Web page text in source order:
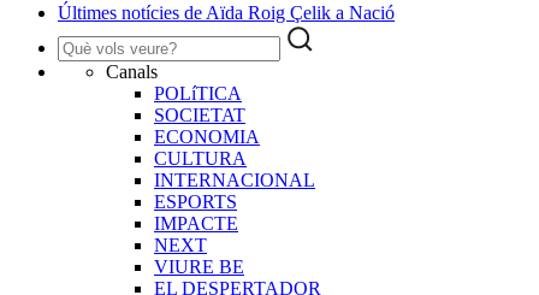
Últimes notícies de Aïda Roig Çelik a Nació
Canals
POLíTICA
SOCIETAT
ECONOMIA
CULTURA
INTERNACIONAL
ESPORTS
IMPACTE
NEXT
VIURE BE
EL DESPERTADOR